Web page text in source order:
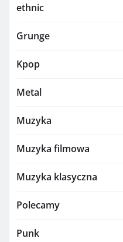
ethnic
Grunge
Kpop
Metal
Muzyka
Muzyka filmowa
Muzyka klasyczna
Polecamy
Punk